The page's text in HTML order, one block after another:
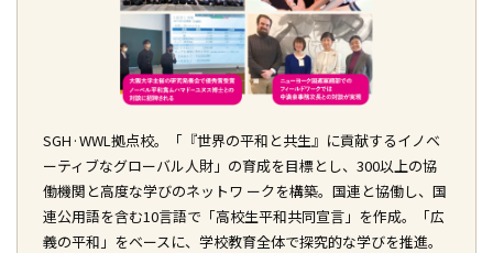
SGH·WWL拠点校。「『世界の平和と共生』に貢献するイノベ
ーティブなグローバル人財」の育成を目標とし、300以上の協
働機関と高度な学びのネットワ ークを構築。国連と協働し、国
連公用語を含む10言語で「高校生平和共同宣言」を作成。「広
義の平和」をベースに、学校教育全体で探究的な学びを推進。